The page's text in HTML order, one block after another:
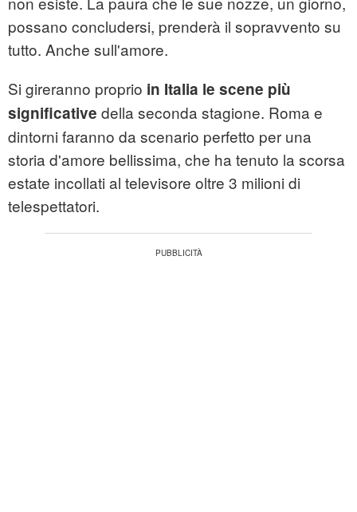
possano concludersi, prenderà il sopravvento su
tutto. Anche sull'amore.
Si gireranno proprio in Italia le scene più
significative della seconda stagione. Roma e
dintorni faranno da scenario perfetto per una
storia d'amore bellissima, che ha tenuto la scorsa
estate incollati al televisore oltre 3 milioni di
telespettatori.